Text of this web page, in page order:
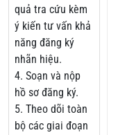
quả tra cứu kèm
ý kiến tư vấn khả
năng đăng ký
nhãn hiệu.
4. Soạn và nộp
hồ sơ đăng ký.
5. Theo dõi toàn
bộ các giai đoạn